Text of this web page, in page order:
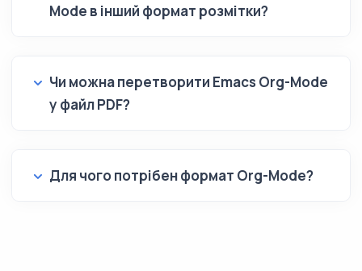
Mode в інший формат розмітки?
Чи можна перетворити Emacs Org-Mode
у файл PDF?
Для чого потрібен формат Org-Mode?